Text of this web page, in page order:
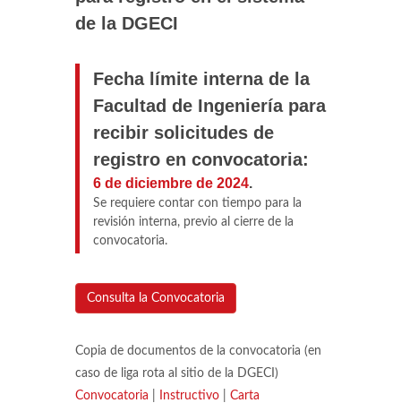
de la DGECI
Fecha límite interna de la
Facultad de Ingeniería para
recibir solicitudes de
registro en convocatoria:
6 de diciembre de 2024.
Se requiere contar con tiempo para la
revisión interna, previo al cierre de la
convocatoria.
Consulta la Convocatoria
Copia de documentos de la convocatoria (en
caso de liga rota al sitio de la DGECI)
Convocatoria
Instructivo
Carta